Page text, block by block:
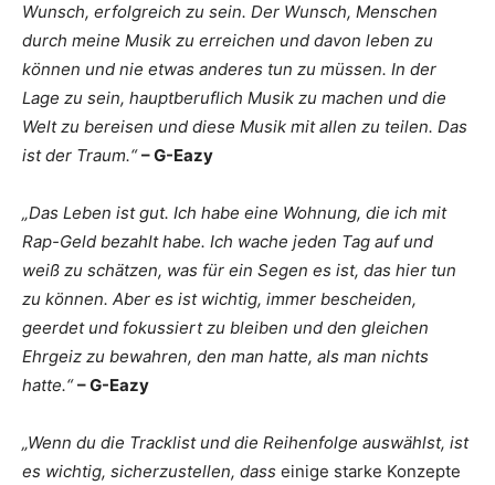
Wunsch, erfolgreich zu sein. Der Wunsch, Menschen
durch meine Musik zu erreichen und davon leben zu
können und nie etwas anderes tun zu müssen. In der
Lage zu sein, hauptberuflich Musik zu machen und die
Welt zu bereisen und diese Musik mit allen zu teilen. Das
ist der Traum.“– G-Eazy
„Das Leben ist gut. Ich habe eine Wohnung, die ich mit
Rap-Geld bezahlt habe. Ich wache jeden Tag auf und
weiß zu schätzen, was für ein Segen es ist, das hier tun
zu können. Aber es ist wichtig, immer bescheiden,
geerdet und fokussiert zu bleiben und den gleichen
Ehrgeiz zu bewahren, den man hatte, als man nichts
hatte.“ – G-Eazy
„Wenn du die Tracklist und die Reihenfolge auswählst, ist
es wichtig, sicherzustellen, dass einige starke Konzepte